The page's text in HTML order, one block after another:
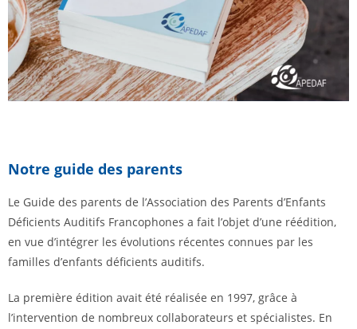
Notre guide des parents
Le Guide des parents de l’Association des Parents d’Enfants
Déficients Auditifs Francophones a fait l’objet d’une réédition,
en vue d’intégrer les évolutions récentes connues par les
familles d’enfants déficients auditifs.
La première édition avait été réalisée en 1997, grâce à
l’intervention de nombreux collaborateurs et spécialistes. En